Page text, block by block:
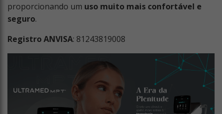
proporcionando um uso muito mais confortável e
seguro.
Registro ANVISA: 81243819008